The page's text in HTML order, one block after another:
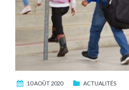
10 AOÛT 2020 ACTUALITÉS